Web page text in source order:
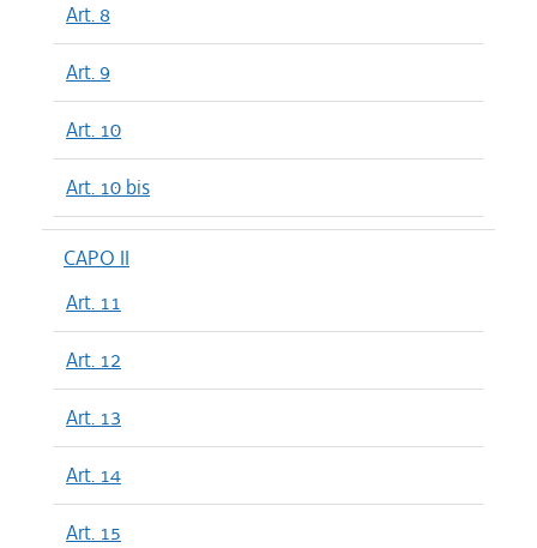
Art. 8
Art. 9
Art. 10
Art. 10 bis
CAPO II
Art. 11
Art. 12
Art. 13
Art. 14
Art. 15